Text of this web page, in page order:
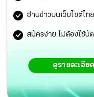
อ่านข่าวบนเว็บไซต์ไ
สมัครง่าย ไม่ต้องใช้บั
ดูรายละเอียด